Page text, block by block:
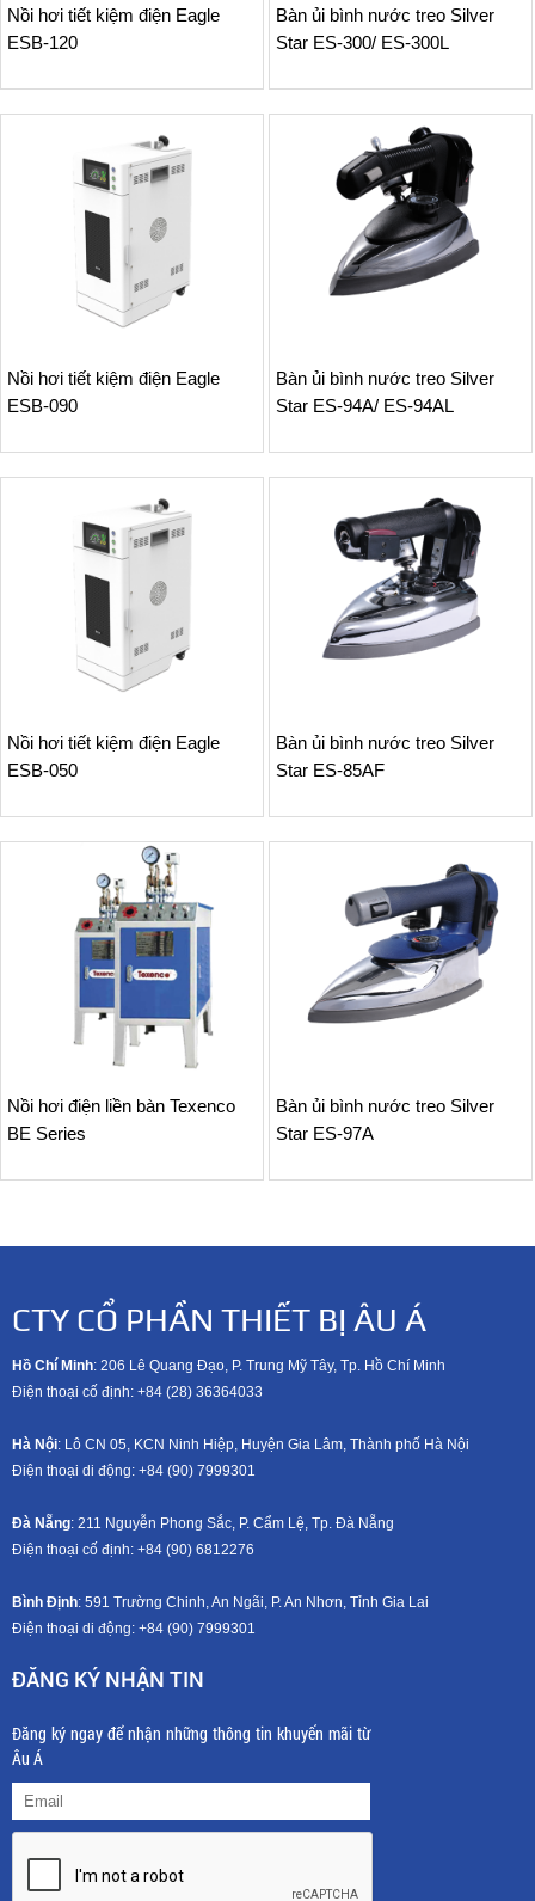
Nồi hơi tiết kiệm điện Eagle
ESB-120
Bàn ủi bình nước treo Silver
Star ES-300/ ES-300L
Nồi hơi tiết kiệm điện Eagle
ESB-090
Bàn ủi bình nước treo Silver
Star ES-94A/ ES-94AL
Nồi hơi tiết kiệm điện Eagle
ESB-050
Bàn ủi bình nước treo Silver
Star ES-85AF
Nồi hơi điện liền bàn Texenco
BE Series
Bàn ủi bình nước treo Silver
Star ES-97A
CTY CỔ PHẦN THIẾT BỊ ÂU Á
Hồ Chí Minh: 206 Lê Quang Đạo, P. Trung Mỹ Tây, Tp. Hồ Chí Minh
Điện thoại cố định: +84 (28) 36364033
Hà Nội: Lô CN 05, KCN Ninh Hiệp, Huyện Gia Lâm, Thành phố Hà Nội
Điện thoại di động: +84 (90) 7999301
Đà Nẵng: 211 Nguyễn Phong Sắc, P. Cẩm Lệ, Tp. Đà Nẵng
Điện thoại cố định: +84 (90) 6812276
Bình Định: 591 Trường Chinh, An Ngãi, P. An Nhơn, Tỉnh Gia Lai
Điện thoại di động: +84 (90) 7999301
ĐĂNG KÝ NHẬN TIN
Đăng ký ngay để nhận những thông tin khuyến mãi từ
Âu Á